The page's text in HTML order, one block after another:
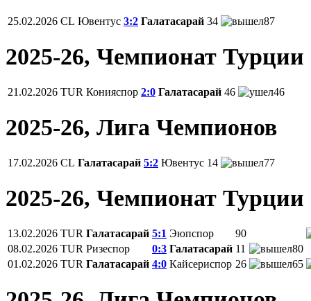
25.02.2026 CL Ювентус 3:2 Галатасарай 34 87
2025-26, Чемпионат Турции
21.02.2026 TUR Конияспор 2:0 Галатасарай 46 46
2025-26, Лига Чемпионов
17.02.2026 CL Галатасарай 5:2 Ювентус 14 77
2025-26, Чемпионат Турции
13.02.2026 TUR Галатасарай 5:1 Эюпспор
90
08.02.2026 TUR Ризеспор 0:3 Галатасарай 11
80
01.02.2026 TUR Галатасарай 4:0 Кайсериспор 26 65